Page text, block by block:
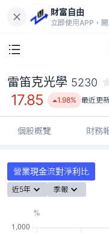
財富自由
立即使用APP，
雷笛克光學 5230
17.85 1.98% 最近更
個股概覽 財務
營業現金流對淨利比
近5年 季報